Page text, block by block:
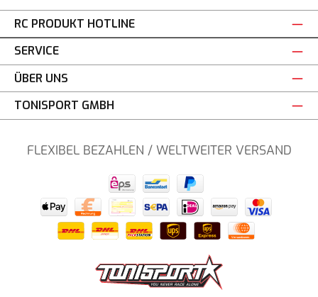
RC PRODUKT HOTLINE
SERVICE
ÜBER UNS
TONISPORT GMBH
FLEXIBEL BEZAHLEN / WELTWEITER VERSAND